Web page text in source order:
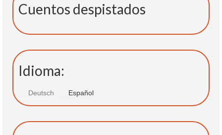
Cuentos despistados
Idioma:
Deutsch Español